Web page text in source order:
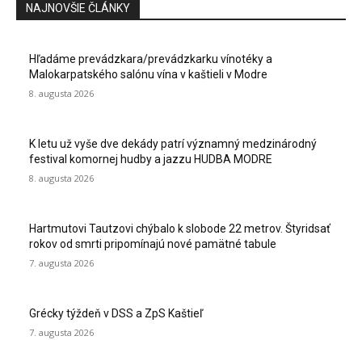
NAJNOVŠIE ČLÁNKY
Hľadáme prevádzkara/prevádzkarku vínotéky a
Malokarpatského salónu vína v kaštieli v Modre
8. augusta 2026
K letu už vyše dve dekády patrí významný medzinárodný
festival komornej hudby a jazzu HUDBA MODRE
8. augusta 2026
Hartmutovi Tautzovi chýbalo k slobode 22 metrov. Štyridsať
rokov od smrti pripomínajú nové pamätné tabule
7. augusta 2026
Grécky týždeň v DSS a ZpS Kaštieľ
7. augusta 2026